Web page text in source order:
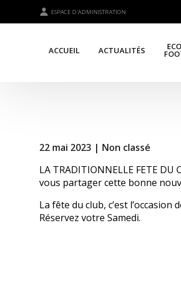
ESPACE D'ADMINISTRATION
ACCUEIL ACTUALITÉS
22 mai 2023 | Non classé
LA TRADITIONNELLE FETE
vous partager cette bonne
La fête du club, c’est
Réservez votre Samedi.